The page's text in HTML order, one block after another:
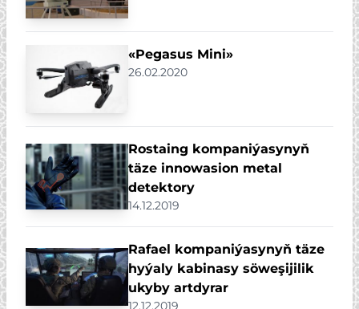
«Pegasus Mini»
26.02.2020
Rostaing kompaniýasynyň
täze innowasion metal
detektory
14.12.2019
Rafael kompaniýasynyň täze
hyýaly kabinasy söweşijilik
ukyby artdyrar
12.12.2019